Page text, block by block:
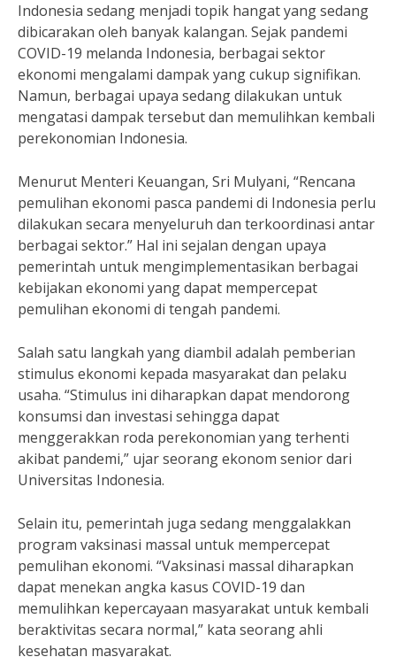
Indonesia sedang menjadi topik hangat yang sedang
dibicarakan oleh banyak kalangan. Sejak pandemi
COVID-19 melanda Indonesia, berbagai sektor
ekonomi mengalami dampak yang cukup signifikan.
Namun, berbagai upaya sedang dilakukan untuk
mengatasi dampak tersebut dan memulihkan kembali
perekonomian Indonesia.
Menurut Menteri Keuangan, Sri Mulyani, “Rencana
pemulihan ekonomi pasca pandemi di Indonesia perlu
dilakukan secara menyeluruh dan terkoordinasi antar
berbagai sektor.” Hal ini sejalan dengan upaya
pemerintah untuk mengimplementasikan berbagai
kebijakan ekonomi yang dapat mempercepat
pemulihan ekonomi di tengah pandemi.
Salah satu langkah yang diambil adalah pemberian
stimulus ekonomi kepada masyarakat dan pelaku
usaha. “Stimulus ini diharapkan dapat mendorong
konsumsi dan investasi sehingga dapat
menggerakkan roda perekonomian yang terhenti
akibat pandemi,” ujar seorang ekonom senior dari
Universitas Indonesia.
Selain itu, pemerintah juga sedang menggalakkan
program vaksinasi massal untuk mempercepat
pemulihan ekonomi. “Vaksinasi massal diharapkan
dapat menekan angka kasus COVID-19 dan
memulihkan kepercayaan masyarakat untuk kembali
beraktivitas secara normal,” kata seorang ahli
kesehatan masyarakat.